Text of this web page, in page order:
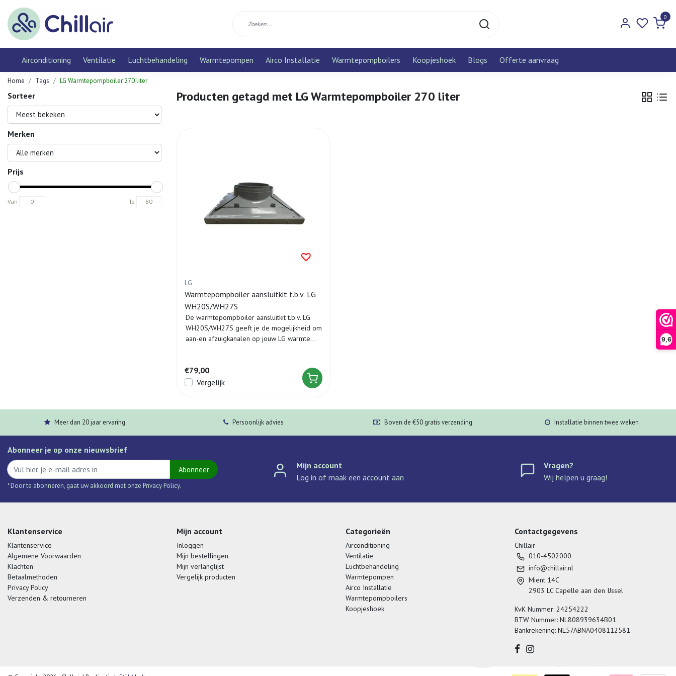
9,6
0
Airconditioning Ventilatie Luchtbehandeling Warmtepompen Airco Installatie Warmtepompboilers Koopjeshoek Blogs Offerte aanvraag
Home Tags LG Warmtepompboiler 270 liter
Sorteer
Merken
Prijs
Van To
Producten getagd met LG Warmtepompboiler 270 liter
LG
Warmtepompboiler aansluitkit t.b.v. LG
WH20S/WH27S
De warmtepompboiler aansluitkit t.b.v. LG
WH20S/WH27S geeft je de mogelijkheid om
aan-en afzuigkanalen op jouw LG warmte...
€79,00
Vergelijk
Meer dan 20 jaar ervaring Persoonlijk advies Boven de €50 gratis verzending Installatie binnen twee weken
Abonneer je op onze nieuwsbrief
Abonneer
* Door te abonneren, gaat uw akkoord met onze Privacy Policy.
Mijn account
Log in of maak een account aan
Vragen?
Wij helpen u graag!
Klantenservice
Klantenservice
Algemene Voorwaarden
Klachten
Betaalmethoden
Privacy Policy
Verzenden & retourneren
Mijn account
Inloggen
Mijn bestellingen
Mijn verlanglijst
Vergelijk producten
Categorieën
Airconditioning
Ventilatie
Luchtbehandeling
Warmtepompen
Airco Installatie
Warmtepompboilers
Koopjeshoek
Contactgegevens
Chillair
010-4502000
info@chillair.nl
Mient 14C
2903 LC Capelle aan den IJssel
KvK Nummer: 24254222
BTW Nummer: NL808939634B01
Bankrekening: NL57ABNA0408112581